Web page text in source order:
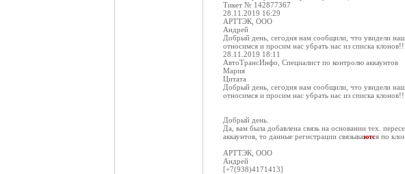
Тикет № 142877367
28.11.2019 16:29
АРТТЭК, ООО
Андрей
Добрый день, сегодня нам сообщили, что увидели
относимся и просим нас убрать нас из списка
28.11.2019 18:11
АвтоТрансИнфо, Специалист по контролю аккаунтов
Мария
Цитата
Добрый день, сегодня нам сообщили, что увидели
относимся и просим нас убрать нас из списка
Добрый день.
Да, вам была добавлена связь на основании тех.
аккаунтов, то данные регистрации связываются по
АРТТЭК, ООО
Андрей
[+7(938)4171413]